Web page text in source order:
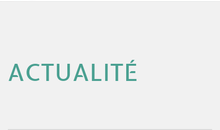
ACTUALITÉ